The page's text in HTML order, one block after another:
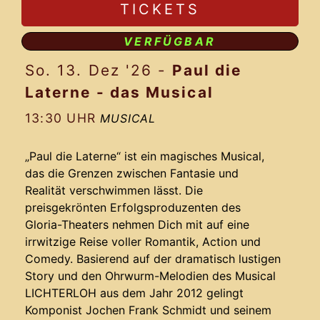
TICKETS
VERFÜGBAR
So. 13. Dez '26 - Paul die
Laterne - das Musical
13:30 UHR MUSICAL
„Paul die Laterne“ ist ein magisches Musical,
das die Grenzen zwischen Fantasie und
Realität verschwimmen lässt. Die
preisgekrönten Erfolgsproduzenten des
Gloria-Theaters nehmen Dich mit auf eine
irrwitzige Reise voller Romantik, Action und
Comedy. Basierend auf der dramatisch lustigen
Story und den Ohrwurm-Melodien des Musical
LICHTERLOH aus dem Jahr 2012 gelingt
Komponist Jochen Frank Schmidt und seinem